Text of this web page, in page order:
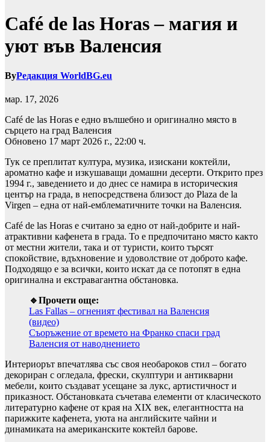
Café de las Horas – магия и
уют във Валенсия
ByРедакция WorldBG.eu
мар. 17, 2026
Café de las Horas е едно вълшебно и оригинално място в
сърцето на град Валенсия
Обновено 17 март 2026 г., 22:00 ч.
Тук се преплитат култура, музика, изискани коктейли,
ароматно кафе и изкушаващи домашни десерти. Открито през
1994 г., заведението и до днес се намира в историческия
център на града, в непосредствена близост до Plaza de la
Virgen – една от най-емблематичните точки на Валенсия.
Café de las Horas е считано за едно от най-добрите и най-
атрактивни кафенета в града. То е предпочитано място както
от местни жители, така и от туристи, които търсят
спокойствие, вдъхновение и удоволствие от доброто кафе.
Подходящо е за всички, които искат да се потопят в една
оригинална и екстравагантна обстановка.
🔹Прочети още:
Las Fallas – огненият фестивал на Валенсия
(видео)
Съоръжение от времето на Франко спаси град
Валенсия от наводнението
Интериорът впечатлява със своя необароков стил – богато
декориран с огледала, фрески, скулптури и антикварни
мебели, които създават усещане за лукс, артистичност и
приказност. Обстановката съчетава елементи от класическото
литературно кафене от края на XIX век, елегантността на
парижките кафенета, уюта на английските чайни и
динамиката на американските коктейл барове.